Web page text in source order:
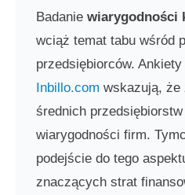
Badanie wiarygodności
wciąż temat tabu wśród
przedsiębiorców.
Inbillo.com wskazują, że
średnich
wiarygodności firm.
podejście do tego
znaczących strat